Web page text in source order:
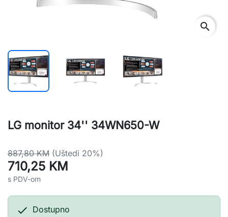
search
LG monitor 34'' 34WN650-W
887,80 KM (Uštedi 20%)
710,25 KM
s PDV-om
 Dostupno